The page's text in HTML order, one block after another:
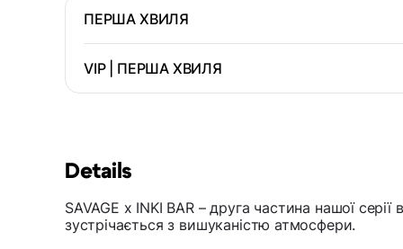
ПЕРША ХВИЛЯ
VIP | ПЕРША ХВИЛЯ
Details
SAVAGE x INKI BAR – друга частина нашої
зустрічається з вишуканістю атмосфери.